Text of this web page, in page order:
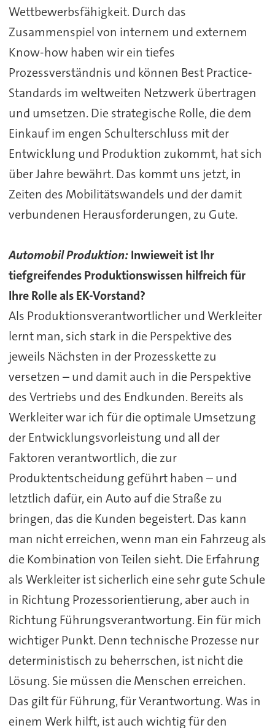
Wettbewerbsfähigkeit. Durch das
Zusammenspiel von internem und externem
Know-how haben wir ein tiefes
Prozessverständnis und können Best Practice-
Standards im weltweiten Netzwerk übertragen
und umsetzen. Die strategische Rolle, die dem
Einkauf im engen Schulterschluss mit der
Entwicklung und Produktion zukommt, hat sich
über Jahre bewährt. Das kommt uns jetzt, in
Zeiten des Mobilitätswandels und der damit
verbundenen Herausforderungen, zu Gute.
Automobil Produktion:Inwieweit ist Ihr
tiefgreifendes Produktionswissen hilfreich für
Ihre Rolle als EK-Vorstand?
Als Produktionsverantwortlicher und Werkleiter
lernt man, sich stark in die Perspektive des
jeweils Nächsten in der Prozesskette zu
versetzen – und damit auch in die Perspektive
des Vertriebs und des Endkunden. Bereits als
Werkleiter war ich für die optimale Umsetzung
der Entwicklungsvorleistung und all der
Faktoren verantwortlich, die zur
Produktentscheidung geführt haben – und
letztlich dafür, ein Auto auf die Straße zu
bringen, das die Kunden begeistert. Das kann
man nicht erreichen, wenn man ein Fahrzeug als
die Kombination von Teilen sieht. Die Erfahrung
als Werkleiter ist sicherlich eine sehr gute Schule
in Richtung Prozessorientierung, aber auch in
Richtung Führungsverantwortung. Ein für mich
wichtiger Punkt. Denn technische Prozesse nur
deterministisch zu beherrschen, ist nicht die
Lösung. Sie müssen die Menschen erreichen.
Das gilt für Führung, für Verantwortung. Was in
einem Werk hilft, ist auch wichtig für den